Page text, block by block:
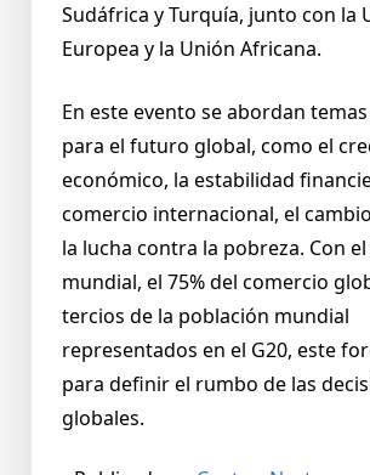
Sudáfrica y Turquía, junto con la
Europea y la Unión Africana.
En este evento se abordan
para el futuro global, como el
económico, la estabilidad
comercio internacional, el
la lucha contra la pobreza. Con el
mundial, el 75% del comercio
tercios de la población mundial
representados en el G20, este
para definir el rumbo de las
globales.